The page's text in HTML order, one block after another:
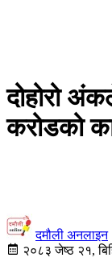
दोहोरो
करोडको
दमौली अनलाइन
२०८३ जेष्ठ २१,